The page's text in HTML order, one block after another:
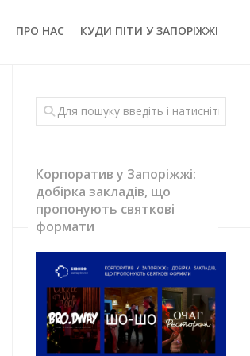
ПРО НАС КУДИ ПІТИ У ЗАПОРІЖЖІ
Корпоратив у Запоріжжі:
добірка закладів, що
пропонують святкові
формати